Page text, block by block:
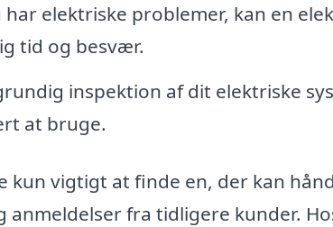
har elektriske problemer, kan en
tid og besvær.
inspektion af dit elektriske
at bruge.
kun vigtigt at finde en, der kan
fra tidligere kunder.